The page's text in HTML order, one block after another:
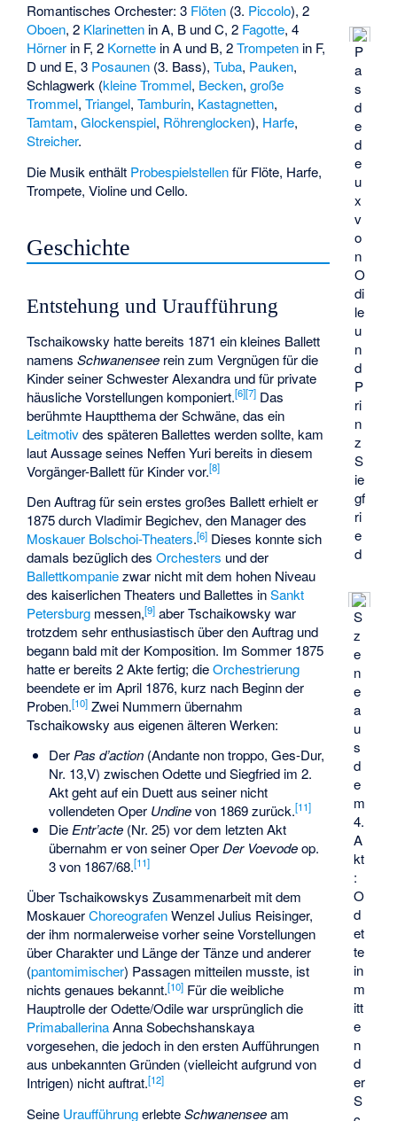
P
a
s
d
e
d
e
u
x
v
o
n
O
di
le
u
n
d
P
ri
n
z
S
ie
gf
ri
e
d
S
z
e
n
e
a
u
s
d
e
m
4.
A
kt
:
O
d
et
te
in
m
itt
e
n
d
er
S
Romantisches Orchester: 3 Flöten (3. Piccolo), 2
Oboen, 2 Klarinetten in A, B und C, 2 Fagotte, 4
Hörner in F, 2 Kornette in A und B, 2Trompeten in F,
D und E, 3 Posaunen (3. Bass),Tuba, Pauken,
Schlagwerk (kleine Trommel, Becken,große
Trommel,Triangel,Tamburin, Kastagnetten,
Tamtam,Glockenspiel, Röhrenglocken), Harfe,
Streicher.
Die Musik enthält Probespielstellenfür Flöte, Harfe,
Trompete, Violine und Cello.
Geschichte
Entstehung und Uraufführung
Tschaikowsky hatte bereits 1871 ein kleines Ballett
namensSchwanensee rein zum Vergnügen für die
Kinder seiner Schwester Alexandra und für private
häusliche Vorstellungen komponiert.[6][7] Das
berühmte Hauptthema der Schwäne, das ein
Leitmotivdes späteren Ballettes werden sollte, kam
laut Aussage seines Neffen Yuri bereits in diesem
Vorgänger-Ballett für Kinder vor.[8]
Den Auftrag für sein erstes großes Ballett erhielt er
1875 durch Vladimir Begichev, den Manager des
Moskauer Bolschoi-Theaters.[6] Dieses konnte sich
damals bezüglich desOrchesters und der
Ballettkompaniezwar nicht mit dem hohen Niveau
des kaiserlichen Theaters und Ballettes inSankt
Petersburg messen,[9] aber Tschaikowsky war
trotzdem sehr enthusiastisch über den Auftrag und
begann bald mit der Komposition. Im Sommer 1875
hatte er bereits 2 Akte fertig; dieOrchestrierung
beendete er im April 1876, kurz nach Beginn der
Proben.[10] Zwei Nummern übernahm
Tschaikowsky aus eigenen älteren Werken:
Der Pas d’action(Andante non troppo, Ges-Dur,
Nr. 13,V) zwischen Odette und Siegfried im 2.
Akt geht auf ein Duett aus seiner nicht
vollendeten Oper Undinevon 1869 zurück.[11]
Die Entr’acte(Nr. 25) vor dem letzten Akt
übernahm er von seiner OperDer Voevodeop.
3 von 1867/68.[11]
Über Tschaikowskys Zusammenarbeit mit dem
MoskauerChoreografen Wenzel Julius Reisinger,
der ihm normalerweise vorher seine Vorstellungen
über Charakter und Länge der Tänze und anderer
(pantomimischer) Passagen mitteilen musste, ist
nichts genaues bekannt.[10] Für die weibliche
Hauptrolle der Odette/Odile war ursprünglich die
Primaballerina Anna Sobechshanskaya
vorgesehen, die jedoch in den ersten Aufführungen
aus unbekannten Gründen (vielleicht aufgrund von
Intrigen) nicht auftrat.[12]
Seine UraufführungerlebteSchwanenseeam